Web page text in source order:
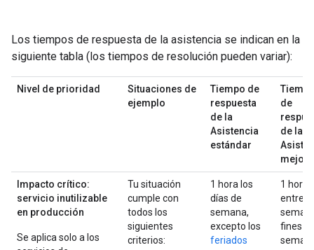
Los tiempos de respuesta de la asistencia se indican en la
siguiente tabla (los tiempos de resolución pueden variar):
Nivel de prioridad
Situaciones de
ejemplo
Tiempo de
respuesta
de la
Asistencia
estándar
de
de la
Impacto crítico:
servicio inutilizable
en producción
Se aplica solo a los
Tu situación
cumple con
todos los
siguientes
criterios:
1 hora los
días de
semana,
excepto los
feriados
1 hora
entre
fines